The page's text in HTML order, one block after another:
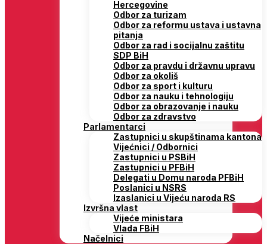
Hercegovine
Odbor za turizam
Odbor za reformu ustava i ustavna
pitanja
Odbor za rad i socijalnu zaštitu
SDP BiH
Odbor za pravdu i državnu upravu
Odbor za okoliš
Odbor za sport i kulturu
Odbor za nauku i tehnologiju
Odbor za obrazovanje i nauku
Odbor za zdravstvo
Parlamentarci
Zastupnici u skupštinama kantona
Vijećnici / Odbornici
Zastupnici u PSBiH
Zastupnici u PFBiH
Delegati u Domu naroda PFBiH
Poslanici u NSRS
Izaslanici u Vijeću naroda RS
Izvršna vlast
Vijeće ministara
Vlada FBiH
Načelnici